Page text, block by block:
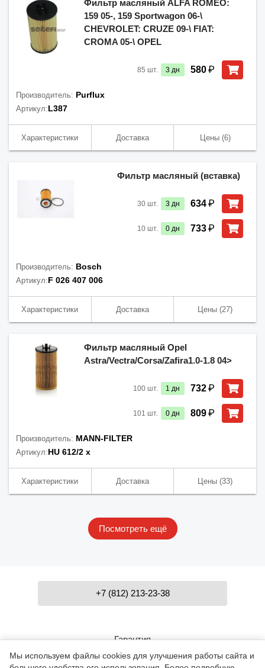
Фильтр масляный ALFA ROMEO:
159 05-, 159 Sportwagon 06-\
CHEVROLET: CRUZE 09-\ FIAT:
CROMA 05-\ OPEL
85 шт. 3 дн 580₽
Производитель: Purflux
Артикул:L387
Характеристики Доставка Цены(6)
Фильтр масляный (вставка)
30 шт. 3 дн 634₽
10 шт. 0 дн 733₽
Производитель: Bosch
Артикул:F 026 407 006
Характеристики Доставка Цены (27)
Фильтр масляный Opel
Astra/Vectra/Corsa/Zafira1.0-1.8 04>
100 шт. 1 дн 732₽
101 шт. 0 дн 809₽
Производитель: MANN-FILTER
Артикул:HU 612/2 x
Характеристики Доставка Цены (33)
Посмотреть ещё
+7 (812) 213-23-38
Гарантия
Мы используем файлы cookies для улучшения работы сайта и